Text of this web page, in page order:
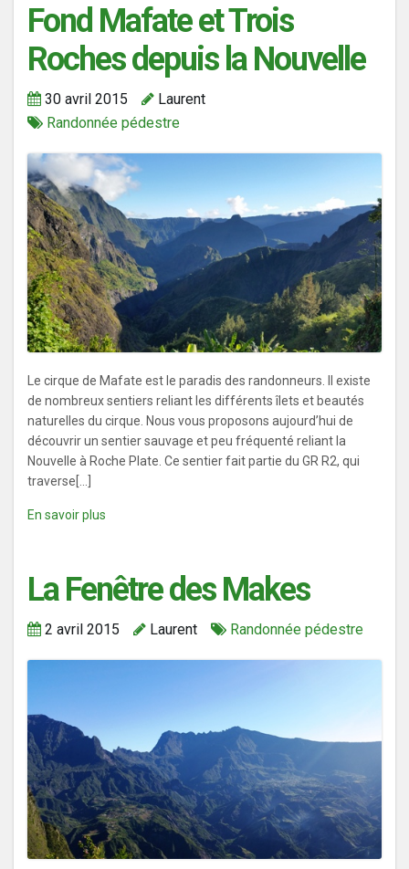
Fond Mafate et Trois
Roches depuis la Nouvelle
30 avril 2015
Laurent
Randonnée pédestre
Le cirque de Mafate est le paradis des randonneurs. Il existe
de nombreux sentiers reliant les différents îlets et beautés
naturelles du cirque. Nous vous proposons aujourd’hui de
découvrir un sentier sauvage et peu fréquenté reliant la
Nouvelle à Roche Plate. Ce sentier fait partie du GR R2, qui
traverse[...]
En savoir plus
La Fenêtre des Makes
2 avril 2015 Laurent Randonnée pédestre